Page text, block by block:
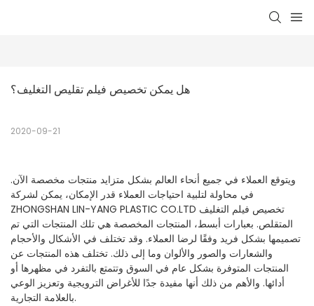
هل يمكن تخصيص فيلم تقليص التغليف؟
2020-09-21
ويتوقع العملاء في جميع أنحاء العالم بشكل متزايد منتجات مخصصة الآن.
في محاولة لتلبية احتياجات العملاء قدر الإمكان، يمكن لشركة
ZHONGSHAN LIN-YANG PLASTIC CO.LTD تخصيص فيلم التغليف
المتقلص. بعبارات أبسط، المنتجات المخصصة هي تلك المنتجات التي تم
تصميمها بشكل فريد وفقًا لرضا العملاء. وقد تختلف في الأشكال والأحجام
والشعارات والصور والألوان وما إلى ذلك. تختلف هذه المنتجات عن
المنتجات المتوفرة بشكل عام في السوق وتتمتع بالتفرد في مظهرها أو
أدائها. والأهم من ذلك أنها مفيدة جدًا للأغراض الترويجية وتعزيز الوعي
بالعلامة التجارية.